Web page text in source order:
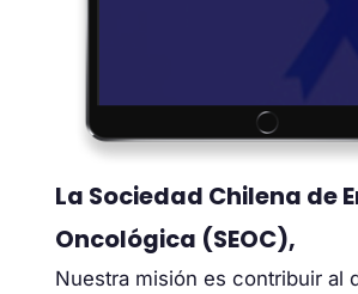
La Sociedad Chilena de
Oncológica (SEOC),
Nuestra misión es contribuir al